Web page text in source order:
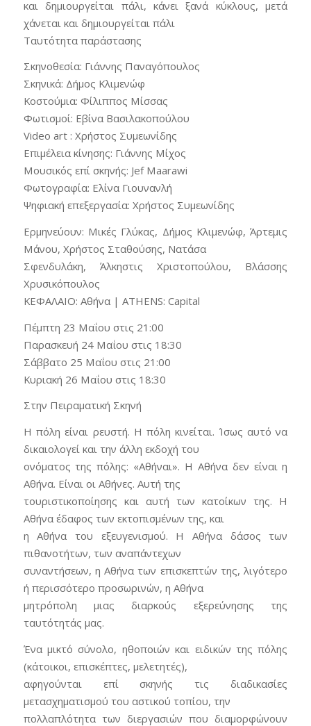
και δημιουργείται πάλι, κάνει ξανά κύκλους, μετά
χάνεται και δημιουργείται πάλι
Ταυτότητα παράστασης
Σκηνοθεσία: Γιάννης Παναγόπουλος
Σκηνικά: Δήμος Κλιμενώφ
Κοστούμια: Φίλιππος Μίσσας
Φωτισμοί: Εβίνα Βασιλακοπούλου
Video art : Χρήστος Συμεωνίδης
Επιμέλεια κίνησης: Γιάννης Μίχος
Μουσικός επί σκηνής: Jef Maarawi
Φωτογραφία: Ελίνα Γιουνανλή
Ψηφιακή επεξεργασία: Χρήστος Συμεωνίδης
Ερμηνεύουν: Μικές Γλύκας, Δήμος Κλιμενώφ, Άρτεμις
Μάνου, Χρήστος Σταθούσης, Νατάσα
Σφενδυλάκη, Άλκηστις Χριστοπούλου, Βλάσσης
Χρυσικόπουλος
ΚΕΦΑΛΑΙΟ: Αθήνα | ATHENS: Capital
Πέμπτη 23 Μαΐου στις 21:00
Παρασκευή 24 Μαΐου στις 18:30
Σάββατο 25 Μαΐου στις 21:00
Κυριακή 26 Μαΐου στις 18:30
Στην Πειραματική Σκηνή
Η πόλη είναι ρευστή. Η πόλη κινείται. Ίσως αυτό να
δικαιολογεί και την άλλη εκδοχή του
ονόματος της πόλης: «Αθήναι». Η Αθήνα δεν είναι η
Αθήνα. Είναι οι Αθήνες. Αυτή της
τουριστικοποίησης και αυτή των κατοίκων της. Η
Αθήνα έδαφος των εκτοπισμένων της, και
η Αθήνα του εξευγενισμού. Η Αθήνα δάσος των
πιθανοτήτων, των αναπάντεχων
συναντήσεων, η Αθήνα των επισκεπτών της, λιγότερο
ή περισσότερο προσωρινών, η Αθήνα
μητρόπολη μιας διαρκούς εξερεύνησης της
ταυτότητάς μας.
Ένα μικτό σύνολο, ηθοποιών και ειδικών της πόλης
(κάτοικοι, επισκέπτες, μελετητές),
αφηγούνται επί σκηνής τις διαδικασίες
μετασχηματισμού του αστικού τοπίου, την
πολλαπλότητα των διεργασιών που διαμορφώνουν